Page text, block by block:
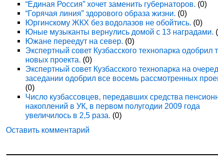
“Единая Россия” хочет заменить губернаторов. (0)
“Горячая линия” здорового образа жизни. (0)
Юргинскому ЖКХ без водолазов не обойтись. (0)
Юные музыканты вернулись домой с 13 наградами.
Южане переедут на север. (0)
Экспертный совет Кузбасского технопарка одобрил
новых проекта. (0)
Экспертный совет Кузбасского технопарка на
заседании одобрил все восемь рассмотренных
(0)
Число кузбассовцев, передавших средства
накоплений в УК, в первом полугодии 2009 года
увеличилось в 2,5 раза. (0)
Оставить комментарий